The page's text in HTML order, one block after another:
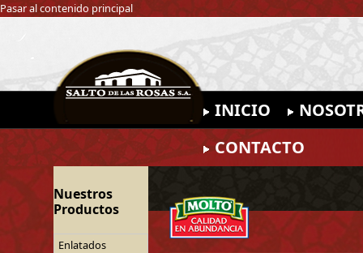
Pasar al contenido principal
INICIO
CONTACTO
Nuestros
Productos
Enlatados